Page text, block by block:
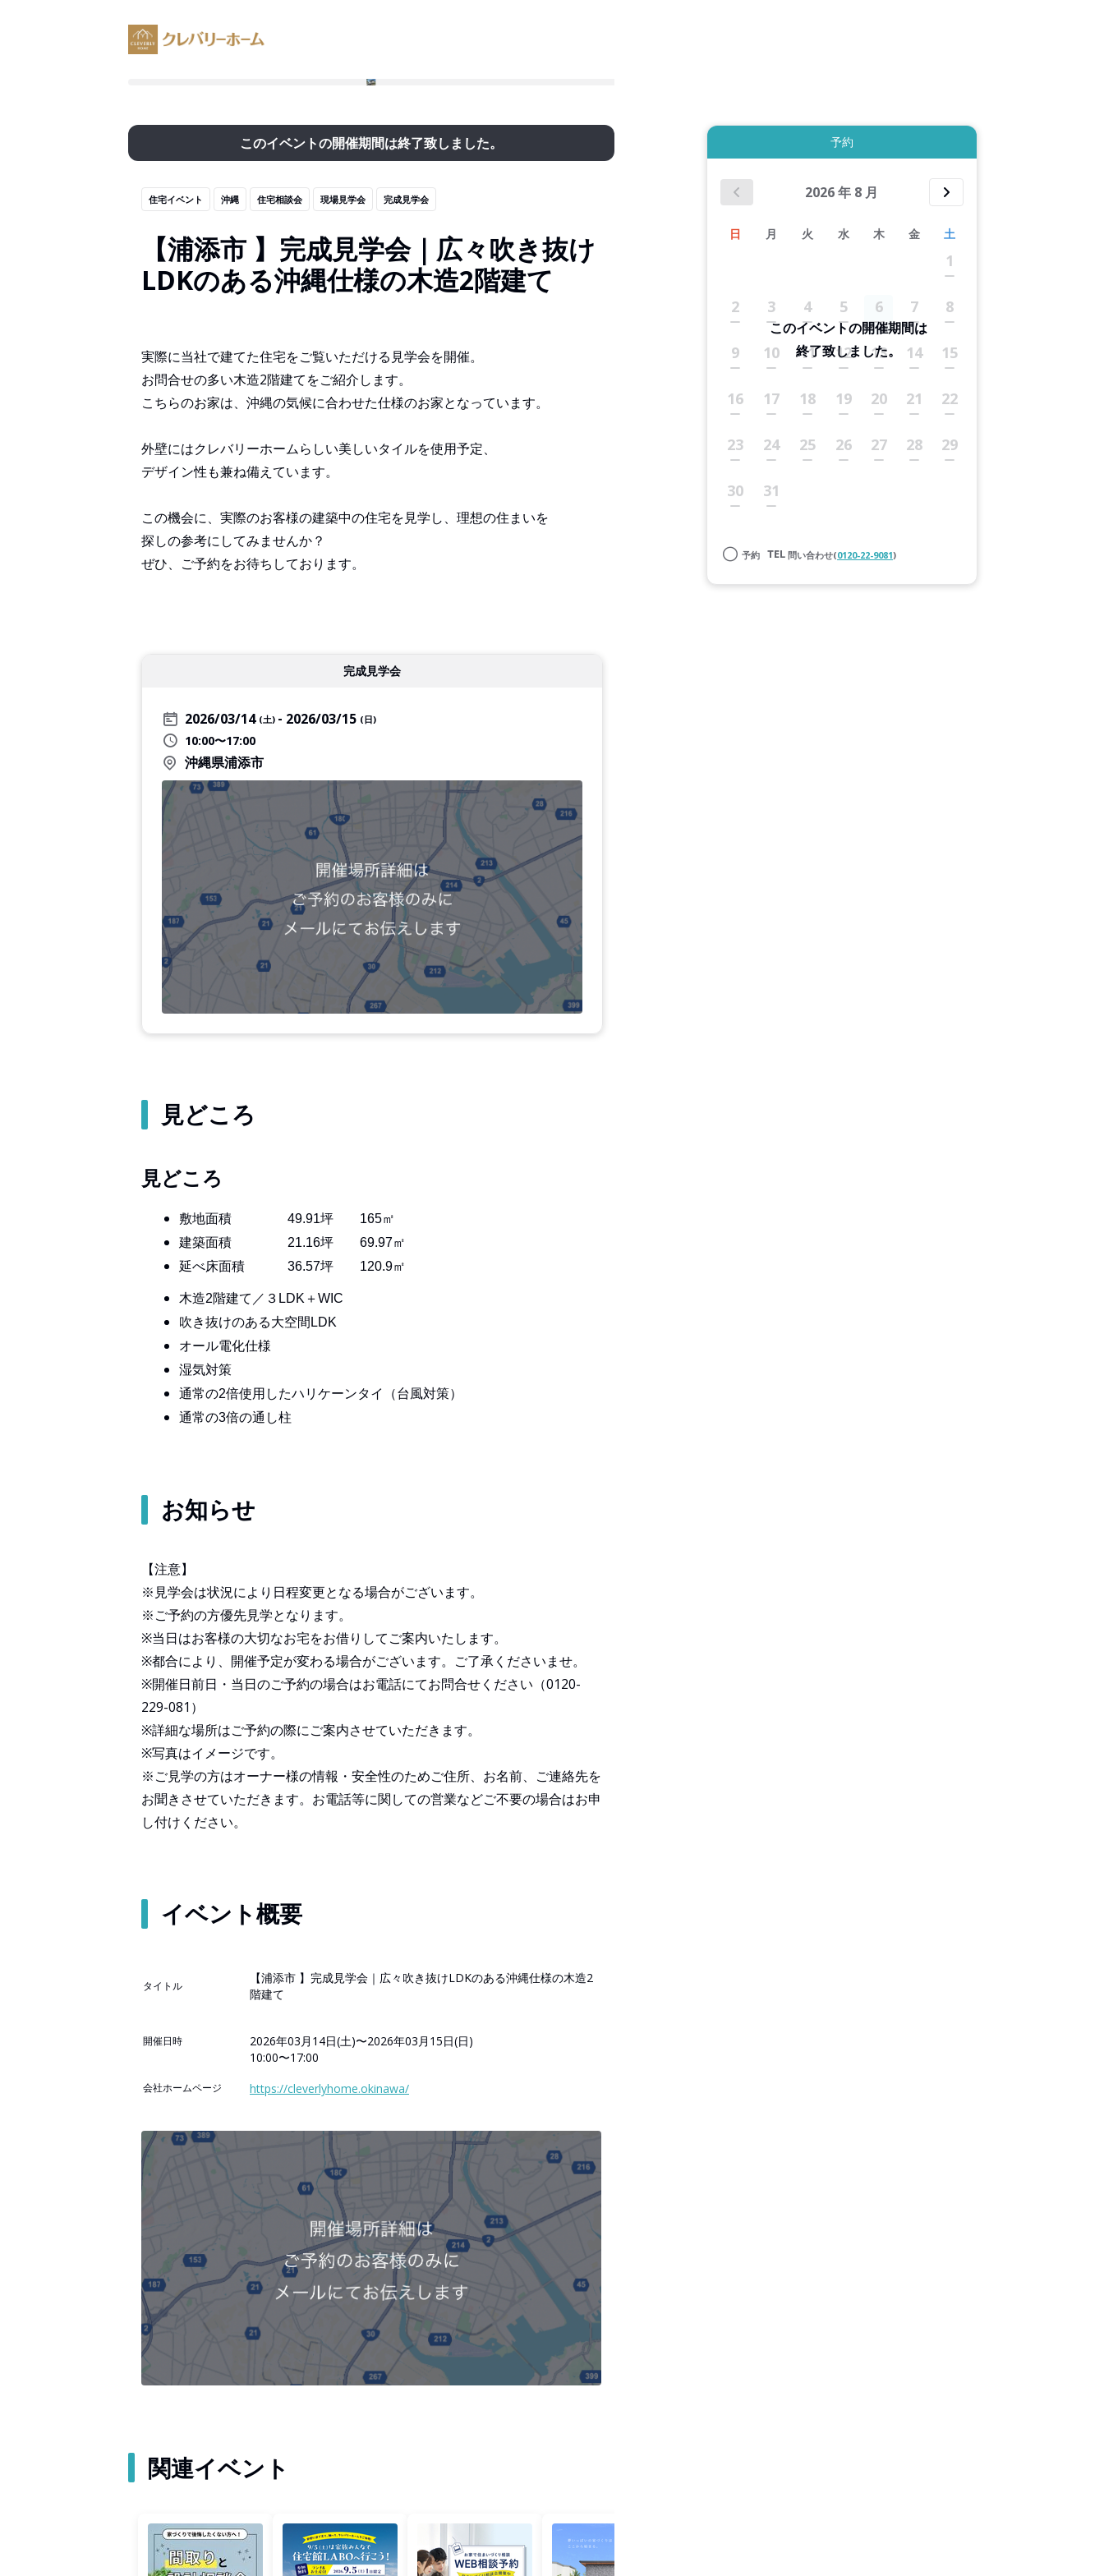
このイベントの開催期間は終了致しました。
住宅イベント 沖縄 住宅相談会 現場見学会 完成見学会
【浦添市 】完成見学会｜広々吹き抜け
LDKのある沖縄仕様の木造2階建て
実際に当社で建てた住宅をご覧いただける見学会を開催。
お問合せの多い木造2階建てをご紹介します。
こちらのお家は、沖縄の気候に合わせた仕様のお家となっています。
外壁にはクレバリーホームらしい美しいタイルを使用予定、
デザイン性も兼ね備えています。
この機会に、実際のお客様の建築中の住宅を見学し、理想の住まいを
探しの参考にしてみませんか？
ぜひ、ご予約をお待ちしております。
完成見学会
2026/03/14 (土) 2026/03/15 (日)
10:00〜17:00
沖縄県浦添市
見どころ
見どころ
敷地面積 49.91坪 165㎡
建築面積 21.16坪 69.97㎡
延べ床面積 36.57坪 120.9㎡
木造2階建て／３LDK＋WIC
吹き抜けのある大空間LDK
オール電化仕様
湿気対策
通常の2倍使用したハリケーンタイ（台風対策）
通常の3倍の通し柱
お知らせ
【注意】
※見学会は状況により日程変更となる場合がございます。
※ご予約の方優先見学となります。
※当日はお客様の大切なお宅をお借りしてご案内いたします。
※都合により、開催予定が変わる場合がございます。ご了承くださいませ。
※開催日前日・当日のご予約の場合はお電話にてお問合せください（0120-
229-081）
※詳細な場所はご予約の際にご案内させていただきます。
※写真はイメージです。
※ご見学の方はオーナー様の情報・安全性のためご住所、お名前、ご連絡先を
お聞きさせていただきます。お電話等に関しての営業などご不要の場合はお申
し付けください。
イベント概要
タイトル
【浦添市 】完成見学会｜広々吹き抜けLDKのある沖縄仕様の木造2
階建て
開催日時
2026年03月14日(土)〜2026年03月15日(日)
10:00〜17:00
会社ホームページ https://cleverlyhome.okinawa/
関連イベント
予約
2026年 8 月
日 月 火 水 木 金 土
1
2 3 4 5 6 7 8
9 10 11 12 13 14 15
16 17 18 19 20 21 22
23 24 25 26 27 28 29
30 31
このイベントの開催期間は
終了致しました。
予約 問い合わせ(0120-22-9081)